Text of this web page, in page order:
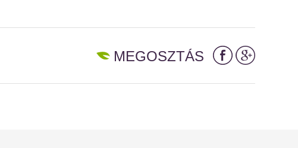
MEGOSZTÁS